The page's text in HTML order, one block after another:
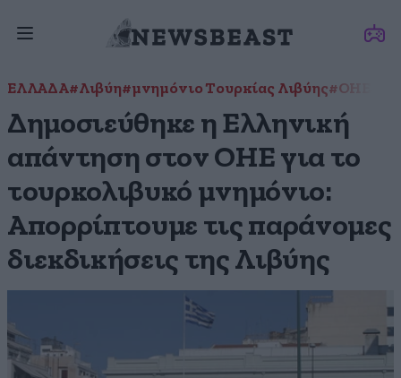
ΕΛΛΑΔΑ#Λιβύη#μνημόνιο Τουρκίας Λιβύης#ΟΗΕ
Δημοσιεύθηκε η Ελληνική
απάντηση στον ΟΗΕ για το
τουρκολιβυκό μνημόνιο:
Απορρίπτουμε τις παράνομες
διεκδικήσεις της Λιβύης